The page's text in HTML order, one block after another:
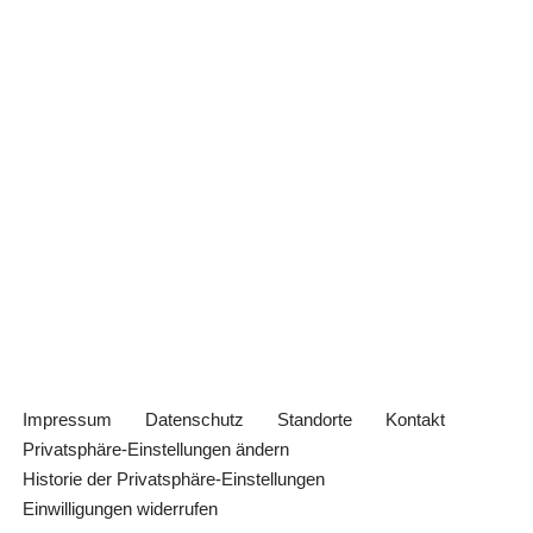
Impressum Datenschutz Standorte
Kontakt
Privatsphäre-Einstellungen ändern
Historie der Privatsphäre-Einstellungen
Einwilligungen widerrufen